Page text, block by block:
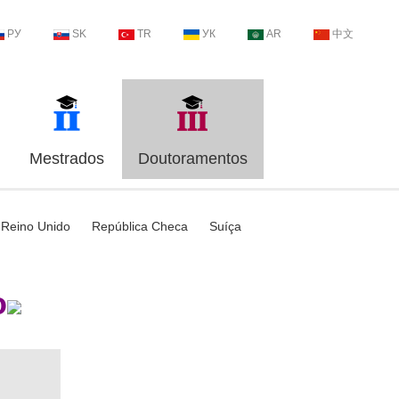
РУ SK TR УК AR 中文
Mestrados Doutoramentos
Reino Unido República Checa Suíça